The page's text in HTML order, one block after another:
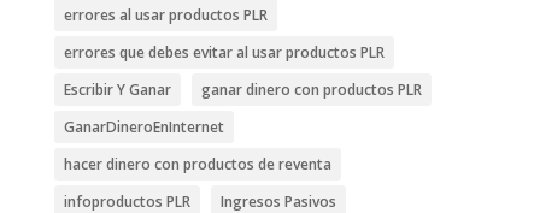
errores al usar productos PLR
errores que debes evitar al usar productos PLR
Escribir Y Ganar
ganar dinero con productos PLR
GanarDineroEnInternet
hacer dinero con productos de reventa
infoproductos PLR
Ingresos Pasivos